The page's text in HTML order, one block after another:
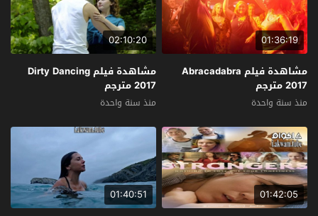
01:36:19
مشاهدة فيلم Abracadabra
2017 مترجم
منذ سنة واحدة
02:10:20
مشاهدة فيلم Dirty Dancing
2017 مترجم
منذ سنة واحدة
01:42:05
01:40:51